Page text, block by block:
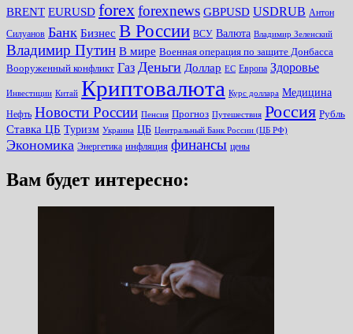
BRENT EURUSD forexforexnews GBPUSD USDRUB Антон
Силуанов Банк Бизнес В России ВСУ Валюта Владимир Зеленский
Владимир Путин В мире Военная операция по защите Донбасса
Вооруженный конфликт Газ Деньги Доллар ЕС Европа Здоровье
Инвестиции Китай Криптовалюта Курс доллара Медицина
Нефть Новости России Пенсия Прогноз Путешествия Россия Рубль
Ставка ЦБ Туризм Украина ЦБ Центральный Банк России (ЦБ РФ)
Экономика Энергетика инфляция финансы цены
Вам будет интересно: